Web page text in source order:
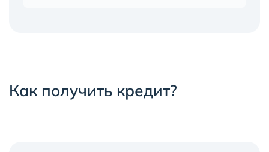
Как получить кредит?